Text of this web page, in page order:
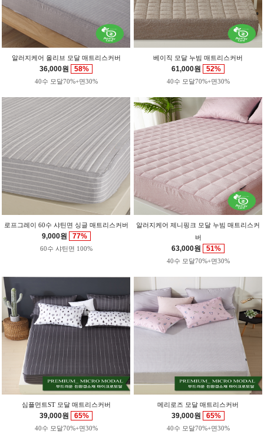
알러지케어 올리브 모달 매트리스커버
36,000원 58%
40수 모달70%+면30%
베이직 모달 누빔 매트리스커버
61,000원 52%
40수 모달70%+면30%
로프그레이 60수 샤틴면 싱글 매트리스커버
9,000원 77%
60수 샤틴면 100%
알러지케어 제니핑크 모달 누빔 매트리스커
버
63,000원 51%
40수 모달70%+면30%
심플먼트ST 모달 매트리스커버
39,000원 65%
40수 모달70%+면30%
메리로즈 모달 매트리스커버
39,000원 65%
40수 모달70%+면30%